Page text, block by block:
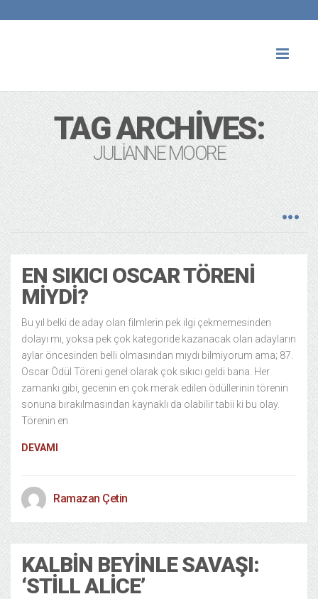
TAG ARCHIVES:
JULIANNE MOORE
EN SIKICI OSCAR TÖRENI
MIYDI?
Bu yıl belki de aday olan filmlerin pek ilgi çekmemesinden
dolayı mı, yoksa pek çok kategoride kazanacak olan adayların
aylar öncesinden belli olmasından mıydı bilmiyorum ama; 87.
Oscar Ödül Töreni genel olarak çok sıkıcı geldi bana. Her
zamanki gibi, gecenin en çok merak edilen ödüllerinin törenin
sonuna bırakılmasından kaynaklı da olabilir tabii ki bu olay.
Törenin en
DEVAMI
Ramazan Çetin
KALBIN BEYINLE SAVAŞI:
‘STILL ALICE’